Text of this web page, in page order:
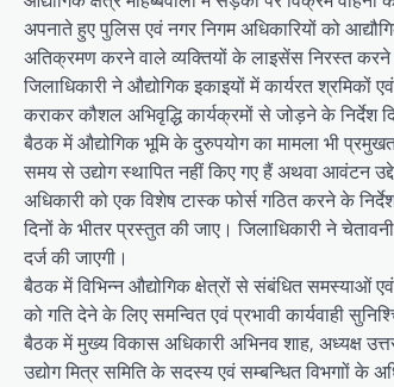
अपनाते हुए पुलिस एवं नगर निगम अधिकारियों को
अतिक्रमण करने वाले व्यक्तियों के लाइसेंस निरस्त करने
जिलाधिकारी ने औद्योगिक इकाइयों में कार्यरत
कराकर कौशल अभिवृद्धि कार्यक्रमों से जोड़ने के निर्देश
बैठक में औद्योगिक भूमि के दुरुपयोग का मामला भी
समय से उद्योग स्थापित नहीं किए गए हैं अथवा आवंटन
अधिकारी को एक विशेष टास्क फोर्स गठित करने के
दिनों के भीतर प्रस्तुत की जाए। जिलाधिकारी ने
दर्ज की जाएगी।
बैठक में विभिन्न औद्योगिक क्षेत्रों से संबंधित समस्याओं
को गति देने के लिए समन्वित एवं प्रभावी कार्यवाही
बैठक में मुख्य विकास अधिकारी अभिनव शाह, अध्यक्ष
उद्योग मित्र समिति के सदस्य एवं सम्बन्धित विभगाों के